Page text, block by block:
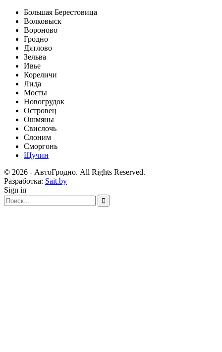
Большая Берестовица
Волковыск
Вороново
Гродно
Дятлово
Зельва
Ивье
Кореличи
Лида
Мосты
Новогрудок
Островец
Ошмяны
Свислочь
Слоним
Сморгонь
Щучин
© 2026 - АвтоГродно. All Rights Reserved.
Разработка: Sait.by
Sign in